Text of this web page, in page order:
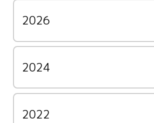
2026
2024
2022